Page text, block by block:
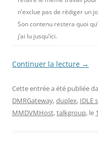
n’exclue pas de rédiger un
Son contenu restera quoi
j’ai lu jusqu’ici.
Continuer la lecture →
Cette entrée a été publiée
DMRGateway,duplex, IDLE
MMDVMHost,talkgroup, le